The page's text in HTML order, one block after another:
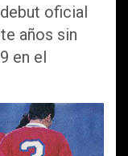
oficial
años sin
en el